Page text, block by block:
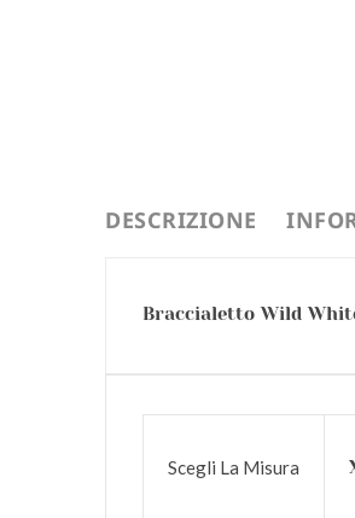
DESCRIZIONE
Braccialetto Wild
Scegli La Misura